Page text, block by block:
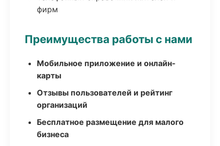
фирм
Преимущества работы с нами
Мобильное приложение и онлайн-
карты
Отзывы пользователей и рейтинг
организаций
Бесплатное размещение для малого
бизнеса